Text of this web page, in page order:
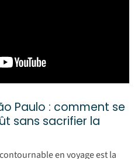
Paulo : comment se
sans sacrifier la
en voyage est la